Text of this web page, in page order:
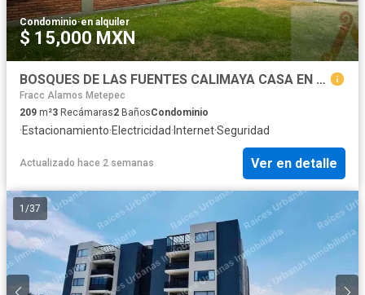
Condominio·en alquiler
$ 15,000 MXN
BOSQUES DE LAS FUENTES CALIMAYA CASA EN RENTA
Fracc Alamos Metepec
209 m²3 Recámaras2 BañosCondominio
·Estacionamiento·Electricidad·Internet·Seguridad
Actualizado hace 2 semanas Ver en detalle
1 /37